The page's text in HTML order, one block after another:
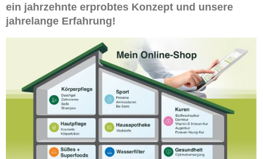
ein jahrzehnte erprobtes Konzept und unsere
jahrelange Erfahrung!